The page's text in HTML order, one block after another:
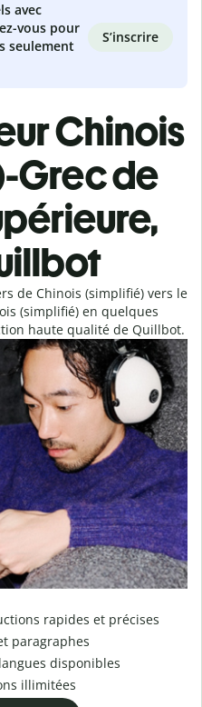
avec
vous pour
seulement
S’inscrire
Chinois
Grec de
de Chinois (simplifié) vers le
(simplifié) en quelques
haute qualité de Quillbot.
rapides et précises
paragraphes
langues disponibles
illimitées